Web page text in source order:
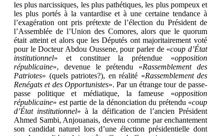
les plus narcissiques, les plus pathétiques, les plus pompeux et
les plus portés à la vantardise et à une certaine tendance à
l’exagération ont pris prétexte de l’élection du Président de
l’Assemblée de l’Union des Comores, alors que le quorum
était atteint et alors que les Députés ont majoritairement voté
pour le Docteur Abdou Oussene, pour parler de «coup d’État
institutionnel» et constituer la prétendue «opposition
républicaine», devenue le prétendu «Rassemblement des
Patriotes» (quels patriotes?), en réalité «Rassemblement des
Renégats et des Opportunistes». Par un étrange tour de passe-
passe politique et médiatique, la fameuse «opposition
républicaine» est partie de la dénonciation du prétendu «coup
d’État institutionnel» à la déification de l’ancien Président
Ahmed Sambi, Anjouanais, devenu comme par enchantement
son candidat naturel lors d’une élection présidentielle dont